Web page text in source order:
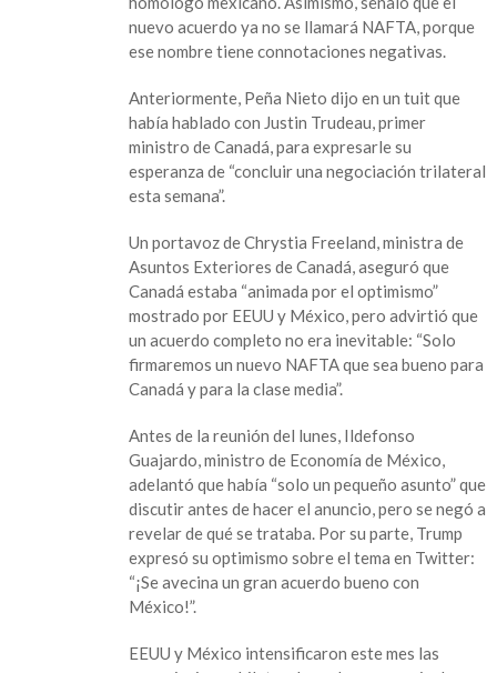
nuevo acuerdo ya no se llamará NAFTA, porque
ese nombre tiene connotaciones negativas.
Anteriormente, Peña Nieto dijo en un tuit que
había hablado con Justin Trudeau, primer
ministro de Canadá, para expresarle su
esperanza de “concluir una negociación trilateral
esta semana”.
Un portavoz de Chrystia Freeland, ministra de
Asuntos Exteriores de Canadá, aseguró que
Canadá estaba “animada por el optimismo”
mostrado por EEUU y México, pero advirtió que
un acuerdo completo no era inevitable: “Solo
firmaremos un nuevo NAFTA que sea bueno para
Canadá y para la clase media”.
Antes de la reunión del lunes, Ildefonso
Guajardo, ministro de Economía de México,
adelantó que había “solo un pequeño asunto” que
discutir antes de hacer el anuncio, pero se negó a
revelar de qué se trataba. Por su parte, Trump
expresó su optimismo sobre el tema en Twitter:
“¡Se avecina un gran acuerdo bueno con
México!”.
EEUU y México intensificaron este mes las